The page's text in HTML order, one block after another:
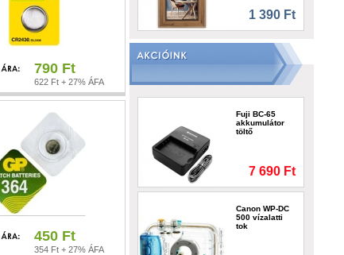
790 Ft
622 Ft + 27% ÁFA
450 Ft
354 Ft + 27% ÁFA
1 390 Ft
Fuji BC-65
akkumulátor
töltő
7 690 Ft
Canon WP-DC
500 vízalatti
tok